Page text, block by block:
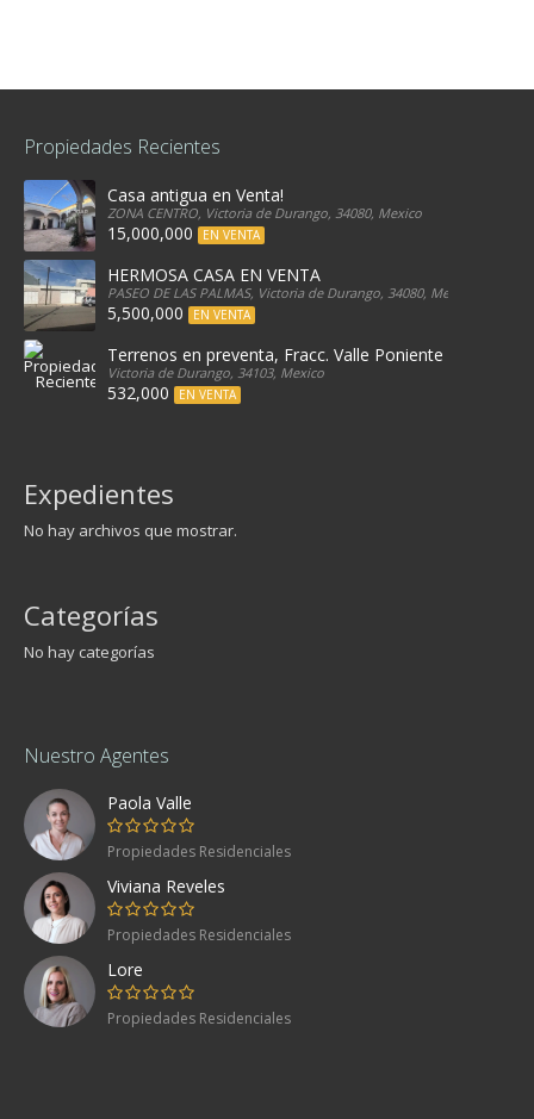
Propiedades Recientes
Casa antigua en Venta!
ZONA CENTRO, Victoria de Durango, 34080, Mexico
15,000,000 EN VENTA
HERMOSA CASA EN VENTA
PASEO DE LAS PALMAS, Victoria de Durango, 34080, Mexico
5,500,000 EN VENTA
Terrenos en preventa, Fracc. Valle Poniente
Victoria de Durango, 34103, Mexico
532,000 EN VENTA
Expedientes
No hay archivos que mostrar.
Categorías
No hay categorías
Nuestro Agentes
Paola Valle
Propiedades Residenciales
Viviana Reveles
Propiedades Residenciales
Lore
Propiedades Residenciales